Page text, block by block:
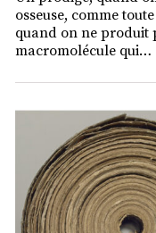
osseuse, comme
quand on ne produit
macromolécule qui…